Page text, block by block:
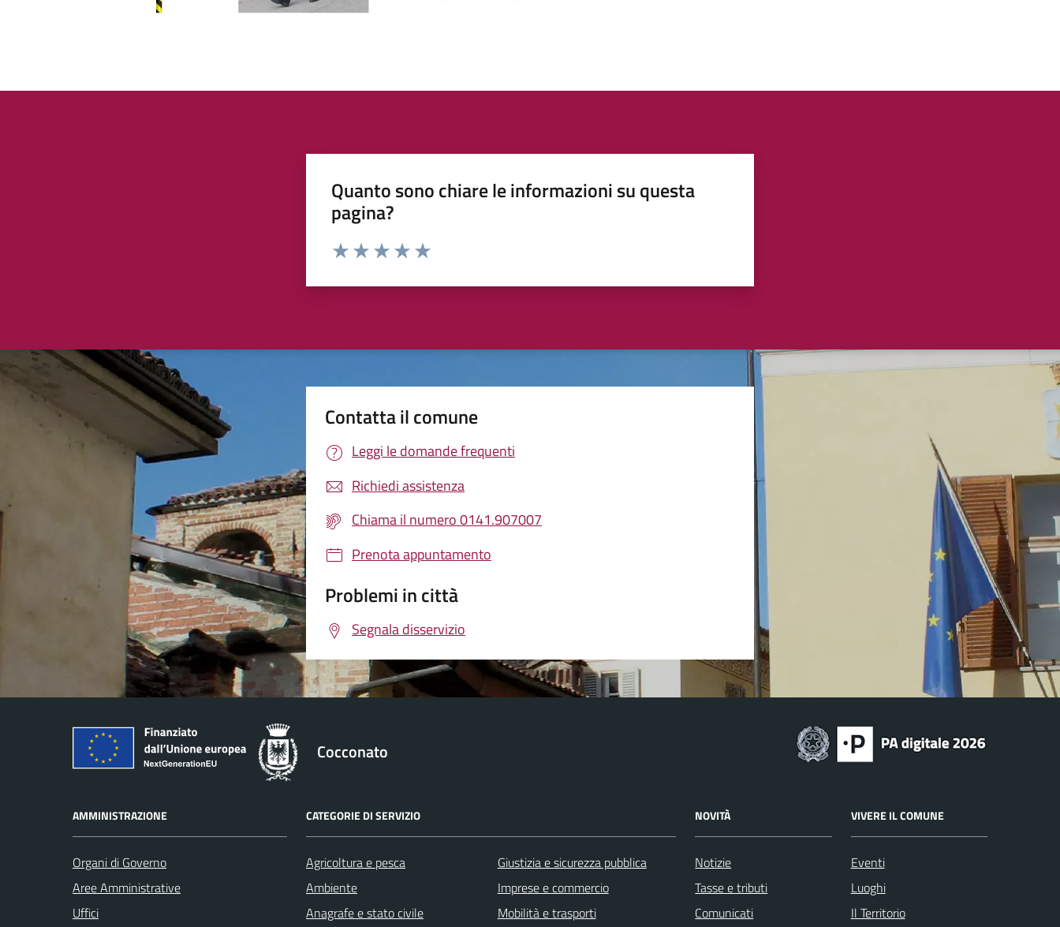
Quanto sono chiare le informazioni su questa
pagina?
Valuta da 1 a 5 stelle la pagina
Contatta il comune
Leggi le domande frequenti
Richiedi assistenza
Chiama il numero 0141.907007
Prenota appuntamento
Problemi in città
Segnala disservizio
Cocconato
AMMINISTRAZIONE
Organi di Governo
Aree Amministrative
Uffici
CATEGORIE DI SERVIZIO
Agricoltura e pesca
Ambiente
Anagrafe e stato civile
Giustizia e sicurezza pubblica
Imprese e commercio
Mobilità e trasporti
NOVITÀ
Notizie
Tasse e tributi
Comunicati
VIVERE IL COMUNE
Eventi
Luoghi
Il Territorio